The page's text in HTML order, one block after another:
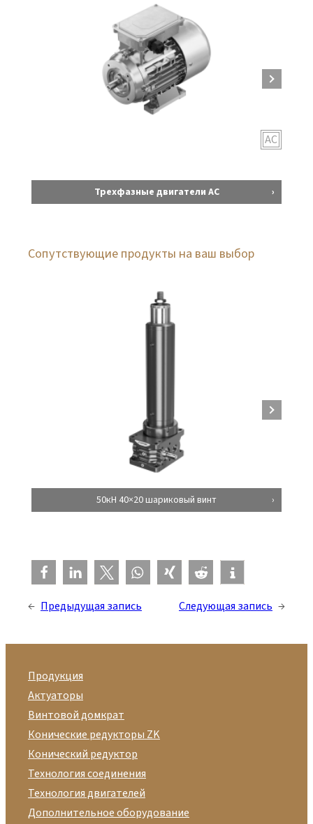
AC
Трехфазные двигатели AC
Сопутствующие продукты на ваш выбор
50кН 40×20 шариковый винт
← Предыдущая запись Следующая запись →
Продукция
Актуаторы
Винтовой домкрат
Конические редукторы ZK
Конический редуктор
Технология соединения
Технология двигателей
Дополнительное оборудование